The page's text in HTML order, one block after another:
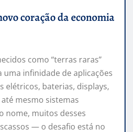
coração da economia
como “terras raras”
uma infinidade de aplicações
elétricos, baterias, displays,
mesmo sistemas
nome, muitos desses
— o desafio está no